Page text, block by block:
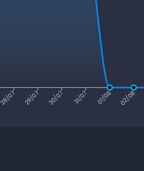
28/07 29/07 30/07 31/07 01/08 02/08